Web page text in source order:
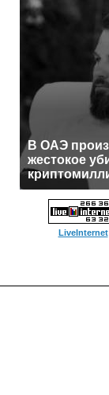
В ОАЭ
жестокое
LiveInternet